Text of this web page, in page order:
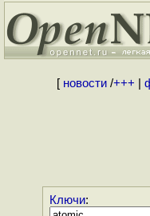
[ новости/+++
Ключи: